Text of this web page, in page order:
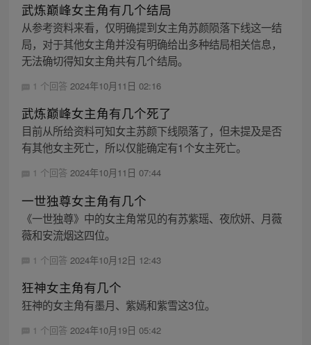
武炼巅峰女主角有几个结局
从参考资料来看，仅明确提到女主角苏颜陨落下线这一结
局，对于其他女主角并没有明确给出多种结局相关信息，
无法确切得知女主角共有几个结局。
1 个回答 2024年10月11日 02:16
武炼巅峰女主角有几个死了
目前从所给资料可知女主苏颜下线陨落了，但未提及是否
有其他女主死亡，所以仅能确定有1个女主死亡。
1 个回答 2024年10月11日 07:44
一世独尊女主角有几个
《一世独尊》中的女主角常见的有苏紫瑶、夜欣妍、月薇
薇和安流烟这四位。
1 个回答 2024年10月12日 12:43
狂神女主角有几个
狂神的女主角有墨月、紫嫣和紫雪这3位。
1 个回答 2024年10月19日 05:42